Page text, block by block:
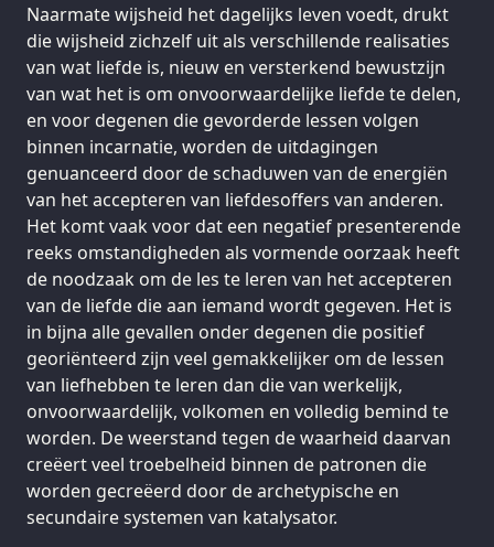
Naarmate wijsheid het dagelijks leven voedt, drukt
die wijsheid zichzelf uit als verschillende realisaties
van wat liefde is, nieuw en versterkend bewustzijn
van wat het is om onvoorwaardelijke liefde te delen,
en voor degenen die gevorderde lessen volgen
binnen incarnatie, worden de uitdagingen
genuanceerd door de schaduwen van de energiën
van het accepteren van liefdesoffers van anderen.
Het komt vaak voor dat een negatief presenterende
reeks omstandigheden als vormende oorzaak heeft
de noodzaak om de les te leren van het accepteren
van de liefde die aan iemand wordt gegeven. Het is
in bijna alle gevallen onder degenen die positief
georiënteerd zijn veel gemakkelijker om de lessen
van liefhebben te leren dan die van werkelijk,
onvoorwaardelijk, volkomen en volledig bemind te
worden. De weerstand tegen de waarheid daarvan
creëert veel troebelheid binnen de patronen die
worden gecreëerd door de archetypische en
secundaire systemen van katalysator.